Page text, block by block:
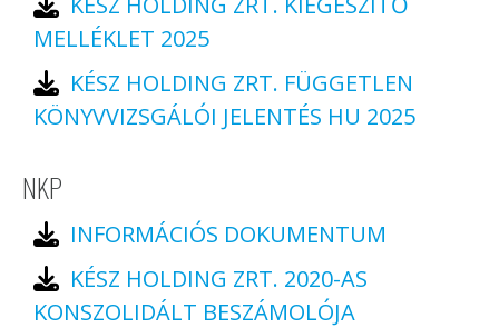
MELLÉKLET 2025
KÉSZ HOLDING ZRT. FÜGGETLEN
KÖNYVVIZSGÁLÓI JELENTÉS HU 2025
NKP
INFORMÁCIÓS DOKUMENTUM
KÉSZ HOLDING ZRT. 2020-AS
KONSZOLIDÁLT BESZÁMOLÓJA